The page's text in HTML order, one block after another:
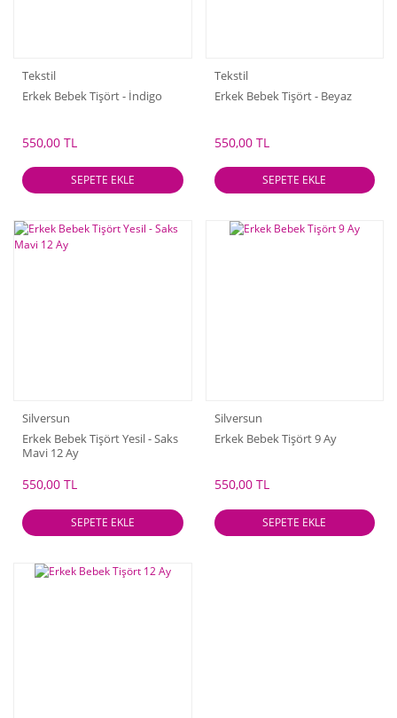
Tekstil
Erkek Bebek Tişört - İndigo
550,00 TL
SEPETE EKLE
Tekstil
Erkek Bebek Tişört - Beyaz
550,00 TL
SEPETE EKLE
Silversun
Erkek Bebek Tişört Yesil - Saks
Mavi 12 Ay
550,00 TL
SEPETE EKLE
Silversun
Erkek Bebek Tişört 9 Ay
550,00 TL
SEPETE EKLE